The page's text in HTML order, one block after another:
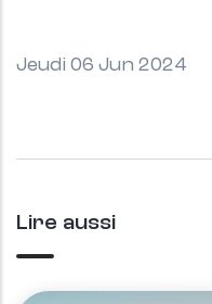
Jeudi 06 Jun 2024
Lire aussi